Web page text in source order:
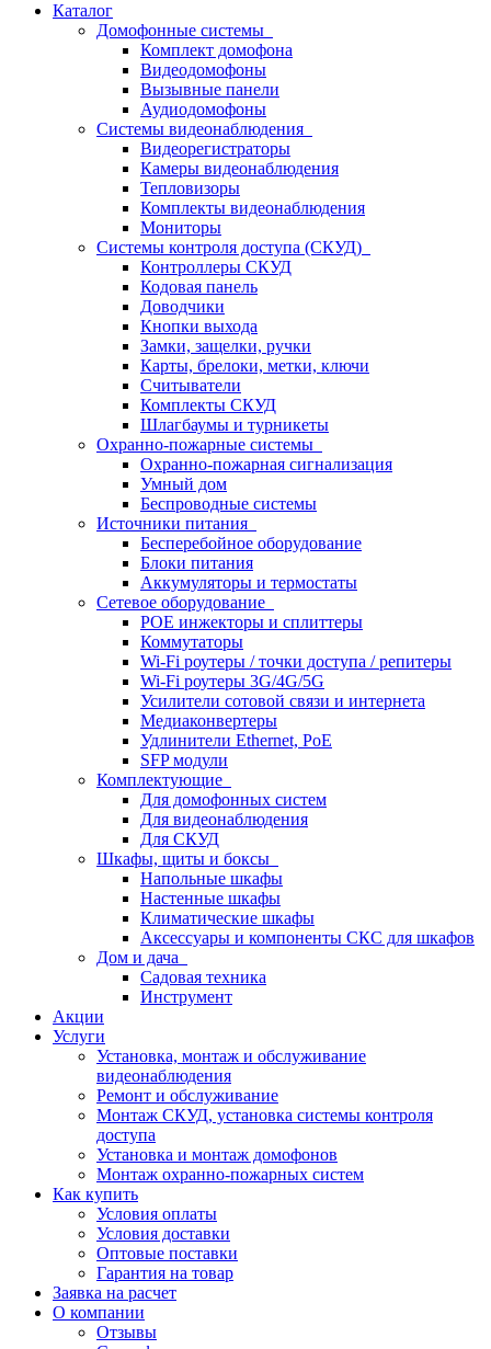
Каталог
Домофонные системы
Комплект домофона
Видеодомофоны
Вызывные панели
Аудиодомофоны
Системы видеонаблюдения
Видеорегистраторы
Камеры видеонаблюдения
Тепловизоры
Комплекты видеонаблюдения
Мониторы
Системы контроля доступа (СКУД)
Контроллеры СКУД
Кодовая панель
Доводчики
Кнопки выхода
Замки, защелки, ручки
Карты, брелоки, метки, ключи
Считыватели
Комплекты СКУД
Шлагбаумы и турникеты
Охранно-пожарные системы
Охранно-пожарная сигнализация
Умный дом
Беспроводные системы
Источники питания
Бесперебойное оборудование
Блоки питания
Аккумуляторы и термостаты
Сетевое оборудование
POE инжекторы и сплиттеры
Коммутаторы
Wi-Fi роутеры / точки доступа / репитеры
Wi-Fi роутеры 3G/4G/5G
Усилители сотовой связи и интернета
Медиаконвертеры
Удлинители Ethernet, PoE
SFP модули
Комплектующие
Для домофонных систем
Для видеонаблюдения
Для СКУД
Шкафы, щиты и боксы
Напольные шкафы
Настенные шкафы
Климатические шкафы
Аксессуары и компоненты СКС для шкафов
Дом и дача
Садовая техника
Инструмент
Акции
Услуги
Установка, монтаж и обслуживание
видеонаблюдения
Ремонт и обслуживание
Монтаж СКУД, установка системы контроля
доступа
Установка и монтаж домофонов
Монтаж охранно-пожарных систем
Как купить
Условия оплаты
Условия доставки
Оптовые поставки
Гарантия на товар
Заявка на расчет
О компании
Отзывы